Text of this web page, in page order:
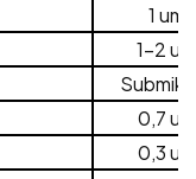
1 um
1-2 um
0,7 um
0,3 um